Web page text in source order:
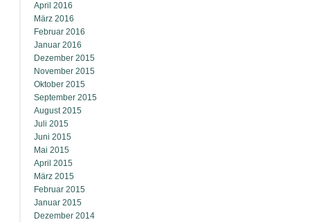
April 2016
März 2016
Februar 2016
Januar 2016
Dezember 2015
November 2015
Oktober 2015
September 2015
August 2015
Juli 2015
Juni 2015
Mai 2015
April 2015
März 2015
Februar 2015
Januar 2015
Dezember 2014